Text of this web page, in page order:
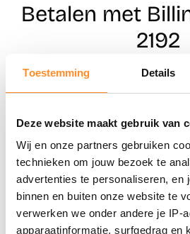
Toestemming Details
Deze website maakt gebruik van
Wij en onze partners gebruiken
technieken om jouw bezoek te
advertenties te personaliseren, en
binnen en buiten onze website te
verwerken we onder andere je IP-
apparaatinformatie, surfgedrag en
Betalen met
2192
Naar